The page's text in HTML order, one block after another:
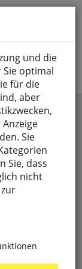
und die
optimal
für die
aber
Sie
Sie, dass
nicht